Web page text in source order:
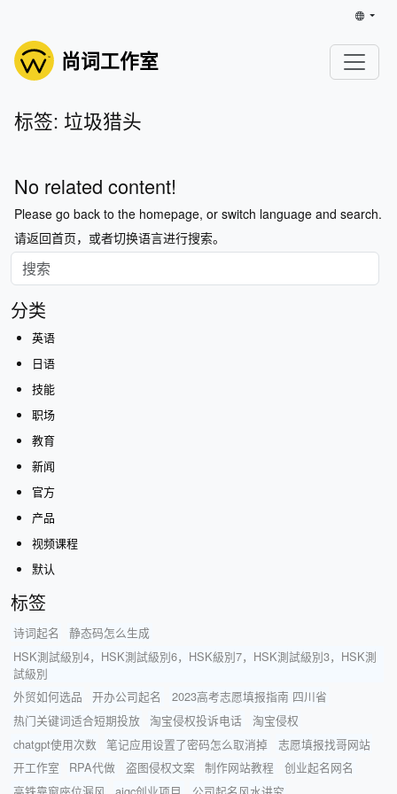
尚词工作室
标签: 垃圾猎头
No related content!
Please go back to the homepage, or switch language and search.
请返回首页，或者切换语言进行搜索。
分类
英语
日语
技能
职场
教育
新闻
官方
产品
视频课程
默认
标签
诗词起名
静态码怎么生成
HSK測試級別4，HSK測試級別6，HSK級別7，HSK測試級別3，HSK測
試級別
外贸如何选品
开办公司起名
2023高考志愿填报指南 四川省
热门关键词适合短期投放
淘宝侵权投诉电话
淘宝侵权
chatgpt使用次数
笔记应用设置了密码怎么取消掉
志愿填报找哥网站
开工作室
RPA代做 盗图侵权文案 制作网站教程
创业起名网名